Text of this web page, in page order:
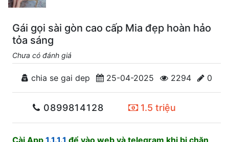
Gái gọi sài gòn cao cấp Mia đẹp hoàn hảo
tỏa sáng
Chưa có đánh giá
chia se gai dep 25-04-2025 2294 0
0899814128 1.5 triệu